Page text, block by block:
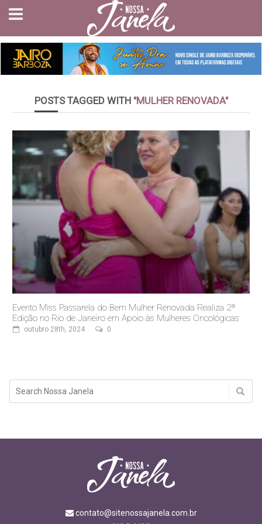
POSTS TAGGED WITH "MULHER RENOVADA"
Evento Miss Passarela do Bem Mulher Renovada Realiza 2ª
Edição no Rio de Janeiro em Apoio às Mulheres Oncológicas
outubro 28th, 2024 0
contato@sitenossajanela.com.br